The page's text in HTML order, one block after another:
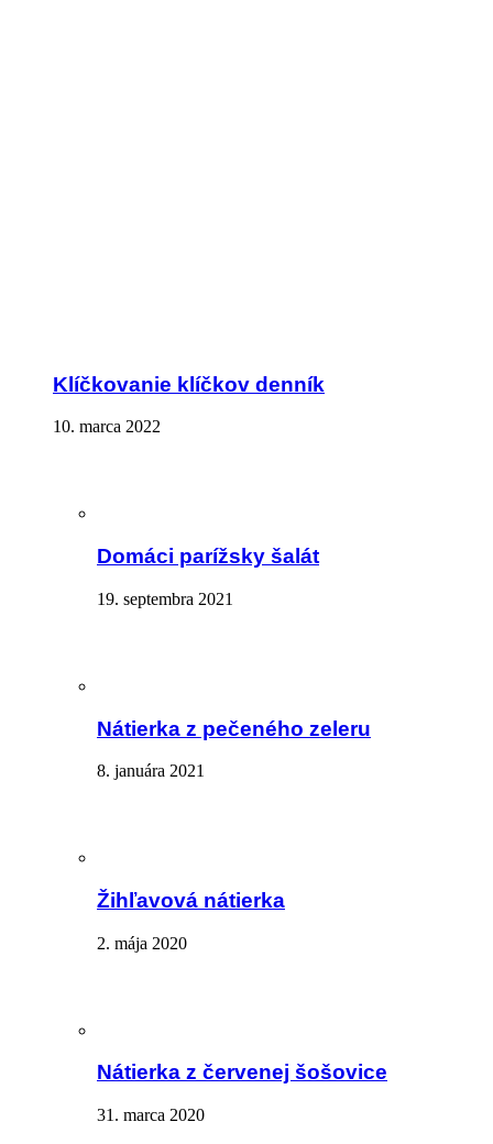
Klíčkovanie klíčkov denník
10. marca 2022
Domáci parížsky šalát
19. septembra 2021
Nátierka z pečeného zeleru
8. januára 2021
Žihľavová nátierka
2. mája 2020
Nátierka z červenej šošovice
31. marca 2020